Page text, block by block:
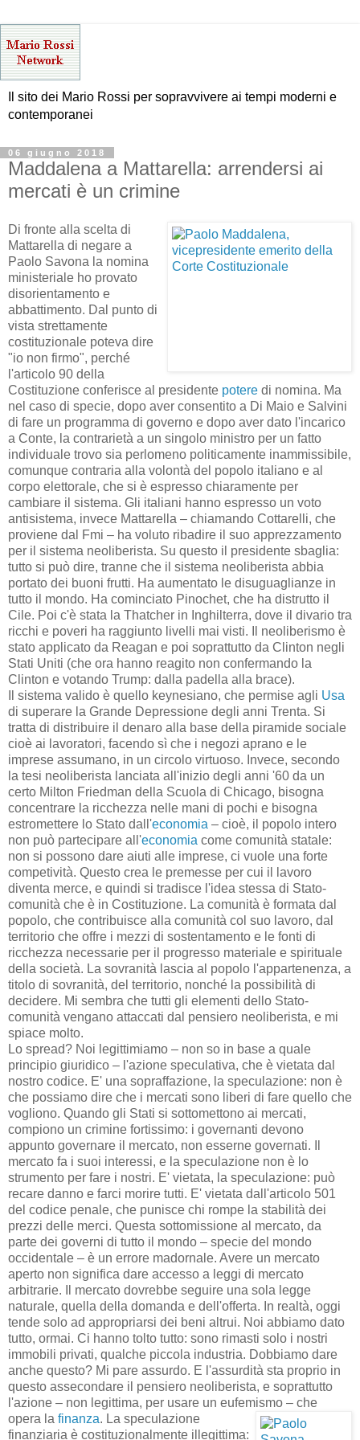
Il sito dei Mario Rossi per sopravvivere ai tempi moderni e
contemporanei
06 giugno 2018
Maddalena a Mattarella: arrendersi ai
mercati è un crimine
Di fronte alla scelta di
Mattarella di negare a
Paolo Savona la nomina
ministeriale ho provato
disorientamento e
abbattimento. Dal punto di
vista strettamente
costituzionale poteva dire
"io non firmo", perché
l'articolo 90 della
Costituzione conferisce al presidente potere di nomina. Ma
nel caso di specie, dopo aver consentito a Di Maio e Salvini
di fare un programma di governo e dopo aver dato l'incarico
a Conte, la contrarietà a un singolo ministro per un fatto
individuale trovo sia perlomeno politicamente inammissibile,
comunque contraria alla volontà del popolo italiano e al
corpo elettorale, che si è espresso chiaramente per
cambiare il sistema. Gli italiani hanno espresso un voto
antisistema, invece Mattarella – chiamando Cottarelli, che
proviene dal Fmi – ha voluto ribadire il suo apprezzamento
per il sistema neoliberista. Su questo il presidente sbaglia:
tutto si può dire, tranne che il sistema neoliberista abbia
portato dei buoni frutti. Ha aumentato le disuguaglianze in
tutto il mondo. Ha cominciato Pinochet, che ha distrutto il
Cile. Poi c'è stata la Thatcher in Inghilterra, dove il divario tra
ricchi e poveri ha raggiunto livelli mai visti. Il neoliberismo è
stato applicato da Reagan e poi soprattutto da Clinton negli
Stati Uniti (che ora hanno reagito non confermando la
Clinton e votando Trump: dalla padella alla brace).
Il sistema valido è quello keynesiano, che permise agli Usa
di superare la Grande Depressione degli anni Trenta. Si
tratta di distribuire il denaro alla base della piramide sociale
cioè ai lavoratori, facendo sì che i negozi aprano e le
imprese assumano, in un circolo virtuoso. Invece, secondo
la tesi neoliberista lanciata all'inizio degli anni '60 da un
certo Milton Friedman della Scuola di Chicago, bisogna
concentrare la ricchezza nelle mani di pochi e bisogna
estromettere lo Stato dall'economia – cioè, il popolo intero
non può partecipare all'economia come comunità statale:
non si possono dare aiuti alle imprese, ci vuole una forte
competività. Questo crea le premesse per cui il lavoro
diventa merce, e quindi si tradisce l'idea stessa di Stato-
comunità che è in Costituzione. La comunità è formata dal
popolo, che contribuisce alla comunità col suo lavoro, dal
territorio che offre i mezzi di sostentamento e le fonti di
ricchezza necessarie per il progresso materiale e spirituale
della società. La sovranità lascia al popolo l'appartenenza, a
titolo di sovranità, del territorio, nonché la possibilità di
decidere. Mi sembra che tutti gli elementi dello Stato-
comunità vengano attaccati dal pensiero neoliberista, e mi
spiace molto.
Lo spread? Noi legittimiamo – non so in base a quale
principio giuridico – l'azione speculativa, che è vietata dal
nostro codice. E' una sopraffazione, la speculazione: non è
che possiamo dire che i mercati sono liberi di fare quello che
vogliono. Quando gli Stati si sottomettono ai mercati,
compiono un crimine fortissimo: i governanti devono
appunto governare il mercato, non esserne governati. Il
mercato fa i suoi interessi, e la speculazione non è lo
strumento per fare i nostri. E' vietata, la speculazione: può
recare danno e farci morire tutti. E' vietata dall'articolo 501
del codice penale, che punisce chi rompe la stabilità dei
prezzi delle merci. Questa sottomissione al mercato, da
parte dei governi di tutto il mondo – specie del mondo
occidentale – è un errore madornale. Avere un mercato
aperto non significa dare accesso a leggi di mercato
arbitrarie. Il mercato dovrebbe seguire una sola legge
naturale, quella della domanda e dell'offerta. In realtà, oggi
tende solo ad appropriarsi dei beni altrui. Noi abbiamo dato
tutto, ormai. Ci hanno tolto tutto: sono rimasti solo i nostri
immobili privati, qualche piccola industria. Dobbiamo dare
anche questo? Mi pare assurdo. E l'assurdità sta proprio in
questo assecondare il pensiero neoliberista, e soprattutto
l'azione – non legittima, per usare un eufemismo – che
opera la finanza. La speculazione
finanziaria è costituzionalmente illegittima: